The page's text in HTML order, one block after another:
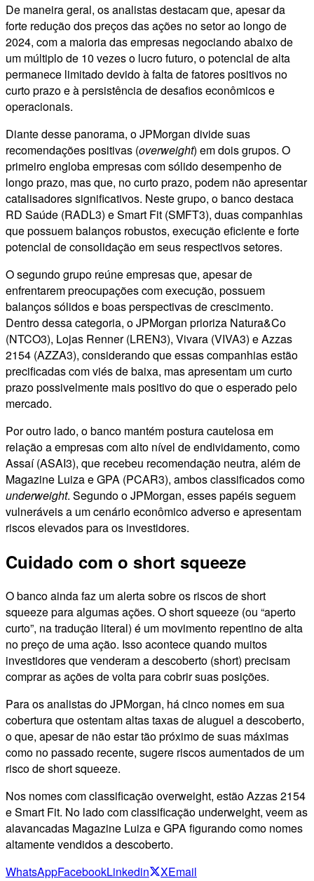
De maneira geral, os analistas destacam que, apesar da
forte redução dos preços das ações no setor ao longo de
2024, com a maioria das empresas negociando abaixo de
um múltiplo de 10 vezes o lucro futuro, o potencial de alta
permanece limitado devido à falta de fatores positivos no
curto prazo e à persistência de desafios econômicos e
operacionais.
Diante desse panorama, o JPMorgan divide suas
recomendações positivas (overweight) em dois grupos. O
primeiro engloba empresas com sólido desempenho de
longo prazo, mas que, no curto prazo, podem não apresentar
catalisadores significativos. Neste grupo, o banco destaca
RD Saúde (RADL3) e Smart Fit (SMFT3), duas companhias
que possuem balanços robustos, execução eficiente e forte
potencial de consolidação em seus respectivos setores.
O segundo grupo reúne empresas que, apesar de
enfrentarem preocupações com execução, possuem
balanços sólidos e boas perspectivas de crescimento.
Dentro dessa categoria, o JPMorgan prioriza Natura&Co
(NTCO3), Lojas Renner (LREN3), Vivara (VIVA3) e Azzas
2154 (AZZA3), considerando que essas companhias estão
precificadas com viés de baixa, mas apresentam um curto
prazo possivelmente mais positivo do que o esperado pelo
mercado.
Por outro lado, o banco mantém postura cautelosa em
relação a empresas com alto nível de endividamento, como
Assaí (ASAI3), que recebeu recomendação neutra, além de
Magazine Luiza e GPA (PCAR3), ambos classificados como
underweight. Segundo o JPMorgan, esses papéis seguem
vulneráveis a um cenário econômico adverso e apresentam
riscos elevados para os investidores.
Cuidado com o short squeeze
O banco ainda faz um alerta sobre os riscos de short
squeeze para algumas ações. O short squeeze (ou “aperto
curto”, na tradução literal) é um movimento repentino de alta
no preço de uma ação. Isso acontece quando muitos
investidores que venderam a descoberto (short) precisam
comprar as ações de volta para cobrir suas posições.
Para os analistas do JPMorgan, há cinco nomes em sua
cobertura que ostentam altas taxas de aluguel a descoberto,
o que, apesar de não estar tão próximo de suas máximas
como no passado recente, sugere riscos aumentados de um
risco de short squeeze.
Nos nomes com classificação overweight, estão Azzas 2154
e Smart Fit. No lado com classificação underweight, veem as
alavancadas Magazine Luiza e GPA figurando como nomes
altamente vendidos a descoberto.
WhatsAppFacebookLinkedin XEmail